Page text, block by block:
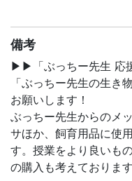
3月の「生き物なるほ
ろう！」がテーマです
3月上旬は、二十四節
「啓蟄（けいちつ）」
とをひらく）」とも言
そのことば通り、春の
いた虫たちが動き出す
はなく、もとはといえ
す。春がすぐそこまで
備考
▶︎▶︎「ぶっちー先生 応
「ぶっちー先生の生き
お願いします！
ぶっちー先生からのメ
サほか、飼育用品に使
す。授業をより良いも
の購入も考えております